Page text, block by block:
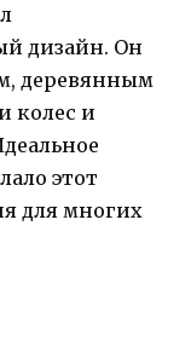
дизайн. Он
деревянным
колес и
этот
для многих